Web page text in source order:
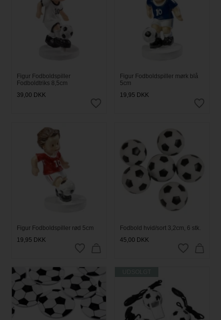
Figur Fodboldspiller
Fodboldtriks 8,5cm
39,00 DKK
Figur Fodboldspiller mørk blå
5cm
19,95 DKK
Figur Fodboldspiller rød 5cm
19,95 DKK
Fodbold hvid/sort 3,2cm, 6 stk.
45,00 DKK